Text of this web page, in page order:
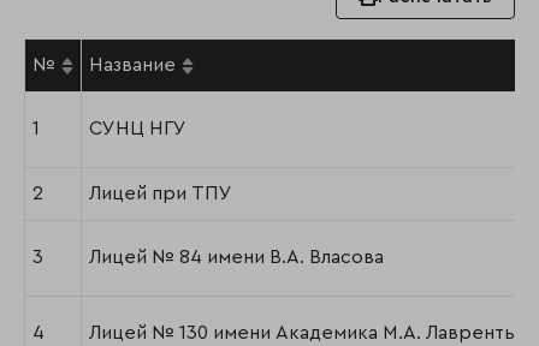
№ Название
1 СУНЦ НГУ
2 Лицей при ТПУ
3 Лицей № 84 имени В.А. Власова
4 Лицей № 130 имени Академика М.А.